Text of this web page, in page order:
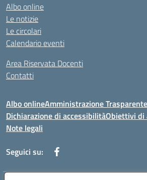
Albo online
Le notizie
Le circolari
Calendario eventi
Area Riservata Docenti
Contatti
Albo onlineAmministrazione Trasparente
Dichiarazione di accessibilitàObiettivi di
Note legali
Seguici su: